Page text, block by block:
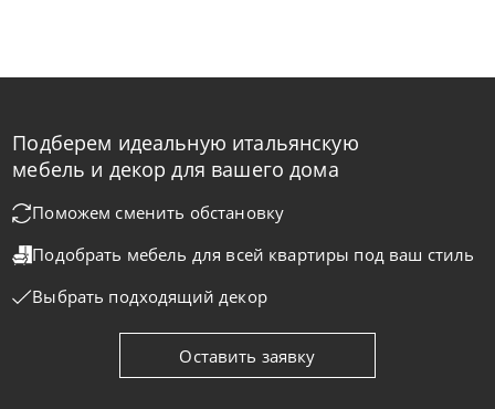
от
Nicoline
На заказ 45-90 дн
на выбор на выбор
Подберем идеальную итальянскую
мебель и декор для вашего дома
Поможем сменить обстановку
Подобрать мебель для всей квартиры под ваш стиль
Выбрать подходящий декор
Оставить заявку